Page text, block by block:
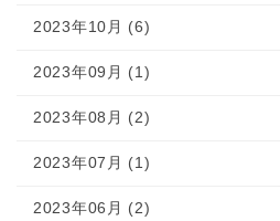
2023年10月 (6)
2023年09月 (1)
2023年08月 (2)
2023年07月 (1)
2023年06月 (2)